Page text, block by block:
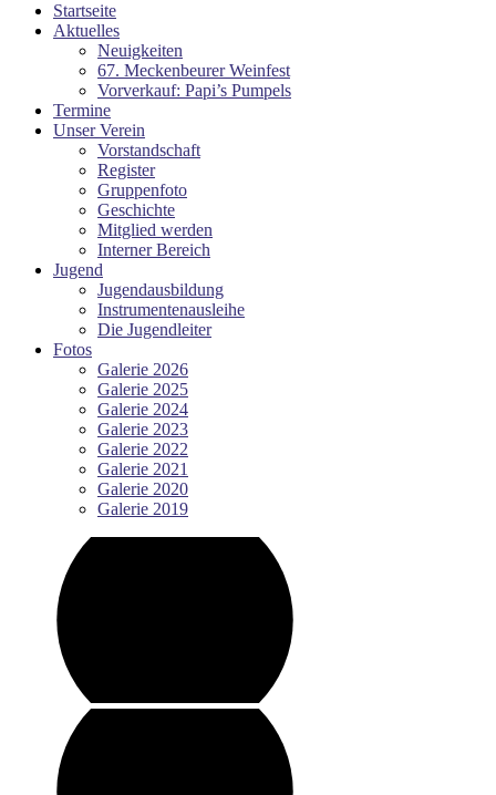
Startseite
Aktuelles
Neuigkeiten
67. Meckenbeurer Weinfest
Vorverkauf: Papi’s Pumpels
Termine
Unser Verein
Vorstandschaft
Register
Gruppenfoto
Geschichte
Mitglied werden
Interner Bereich
Jugend
Jugendausbildung
Instrumentenausleihe
Die Jugendleiter
Fotos
Galerie 2026
Galerie 2025
Galerie 2024
Galerie 2023
Galerie 2022
Galerie 2021
Galerie 2020
Galerie 2019